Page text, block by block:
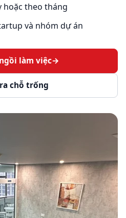
hoặc theo tháng
và nhóm dự án
làm việc→
chỗ trống